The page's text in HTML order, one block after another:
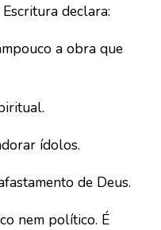
declara:
a obra que
ídolos.
de Deus.
nem político. É